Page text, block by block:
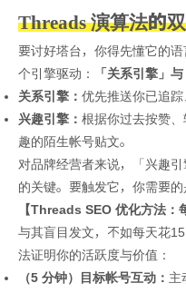
Threads 演算法的
要讨好塔台，你得先懂它的
个引擎驱动：
「关系引擎」
关系引擎： 优先推送你已追踪
兴趣引擎： 根据你过去按赞
趣的陌生帐号贴文。
对品牌经营者来说，「兴趣
的关键。要触发它，你需要的
【Threads SEO 优化方法：
与其盲目发文，不如每天花
法证明你的活跃度与价值：
（5 分钟）目标帐号互动： 主